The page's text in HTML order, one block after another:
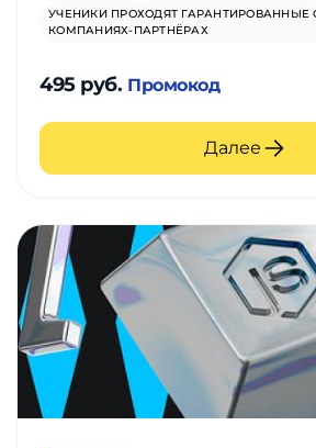
УЧЕНИКИ ПРОХОДЯТ ГАРАНТИРОВАННЫЕ
КОМПАНИЯХ-ПАРТНЁРАХ
495 руб. Промокод
Далее